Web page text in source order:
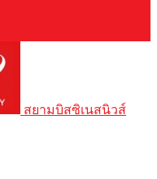
สยามบิสซิเนสนิวส์